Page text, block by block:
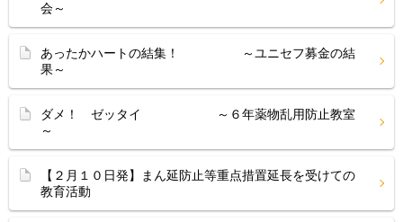
会～
あったかハートの結集！ ～ユニセフ募金の結
果～
ダメ！ ゼッタイ ～６年薬物乱用防止教室
～
【２月１０日発】まん延防止等重点措置延長を受けての
教育活動